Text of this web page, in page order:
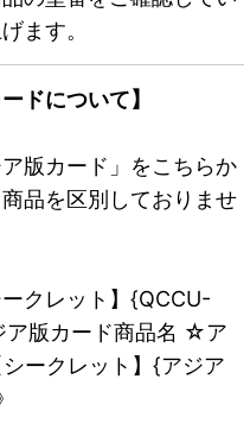
ます。
ドについて】
版カード」をこちらか
品を区別しておりませ
クレット】{QCCU-
ア版カード商品名 ☆ア
ークレット】{アジア